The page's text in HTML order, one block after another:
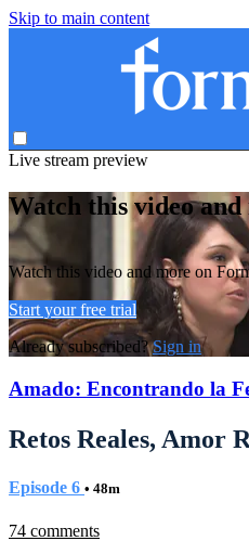
Skip to main content
Live stream preview
Watch this video
Watch this video and more on
Start your free trial
Already subscribed?Sign in
Amado: Encontrando la
Retos Reales, Amor
Episode 6 • 48m
74 comments